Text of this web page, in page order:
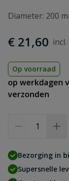
Diameter: 200
€ 21,60
Op voorraad
op werkdagen
verzonden
Bezorging in
Supersnelle